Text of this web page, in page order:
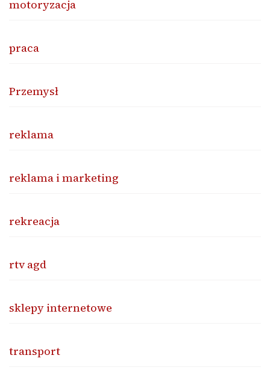
motoryzacja
praca
Przemysł
reklama
reklama i marketing
rekreacja
rtv agd
sklepy internetowe
transport